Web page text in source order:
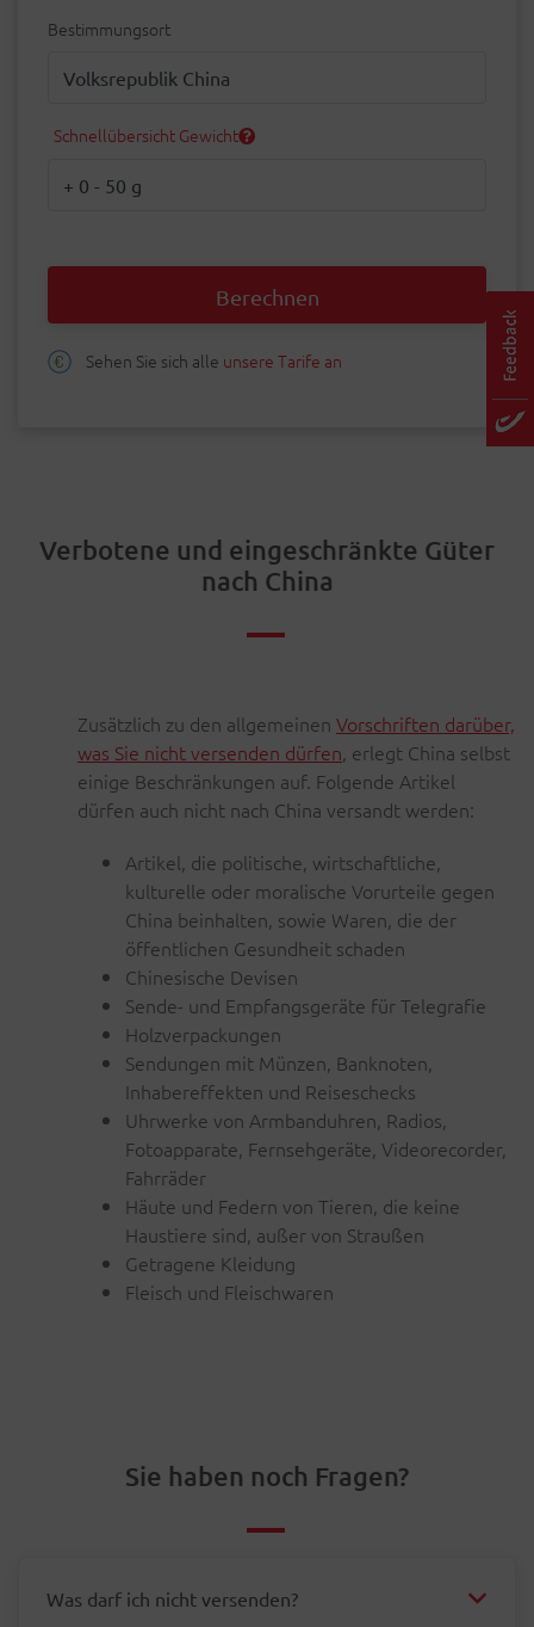
Bestimmungsort
Schnellübersicht Gewicht
Berechnen
Sehen Sie sich alle unsere Tarife an
Verbotene und eingeschränkte Güter
nach China
Zusätzlich zu den allgemeinen Vorschriften darüber,
was Sie nicht versenden dürfen, erlegt China selbst
einige Beschränkungen auf. Folgende Artikel
dürfen auch nicht nach China versandt werden:
Artikel, die politische, wirtschaftliche,
kulturelle oder moralische Vorurteile gegen
China beinhalten, sowie Waren, die der
öffentlichen Gesundheit schaden
Chinesische Devisen
Sende- und Empfangsgeräte für Telegrafie
Holzverpackungen
Sendungen mit Münzen, Banknoten,
Inhabereffekten und Reiseschecks
Uhrwerke von Armbanduhren, Radios,
Fotoapparate, Fernsehgeräte, Videorecorder,
Fahrräder
Häute und Federn von Tieren, die keine
Haustiere sind, außer von Straußen
Getragene Kleidung
Fleisch und Fleischwaren
Sie haben noch Fragen?
Was darf ich nicht versenden?